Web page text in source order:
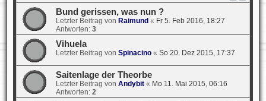
Bund gerissen, was nun ?
Letzter Beitrag von Raimund« Fr 5. Feb 2016, 18:27
Antworten: 3
Vihuela
Letzter Beitrag von Spinacino« So 20. Dez 2015, 17:37
Saitenlage der Theorbe
Letzter Beitrag von Andybit« Mo 11. Mai 2015, 06:16
Antworten: 2